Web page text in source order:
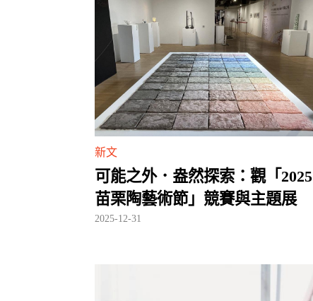
新文
可能之外．盎然探索：觀「2025
苗栗陶藝術節」競賽與主題展
2025-12-31